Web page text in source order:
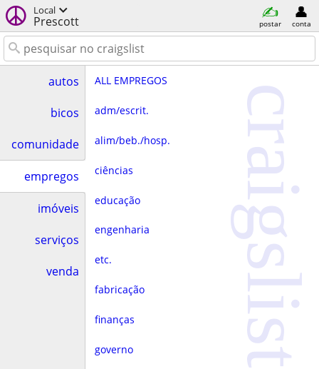
Local
Prescott postar conta
autos
bicos
comunidade
empregos
imóveis
serviços
venda
ALL EMPREGOS
adm/escrit.
alim/beb./hosp.
ciências
educação
engenharia
etc.
fabricação
finanças
governo craigslist